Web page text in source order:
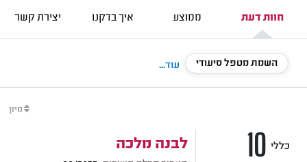
חוות דעת ממוצע איך בדקנו יצירת קשר
השמת מטפל סיעודי עוד...
מיון
לבנה מלכה 10 כללי